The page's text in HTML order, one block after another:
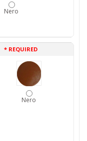
Nero
* REQUIRED
Nero